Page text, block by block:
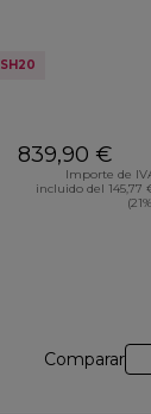
839,90 €
Importe de
incluido del 145,77
Comparar